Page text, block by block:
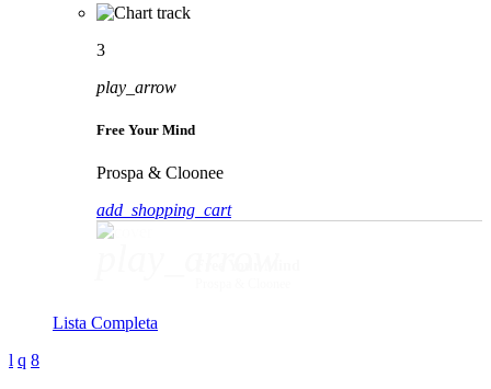
3
play_arrow
Free Your Mind
Prospa & Cloonee
add_shopping_cart
Lista Completa